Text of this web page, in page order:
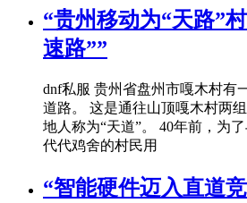
“贵州移动为“天路”
速路””
dnf私服 贵州省盘州市嘎木村有
道路。 这是通往山顶嘎木村两
地人称为“天道”。 40年前，为
代代鸡舍的村民用
“智能硬件迈入直道